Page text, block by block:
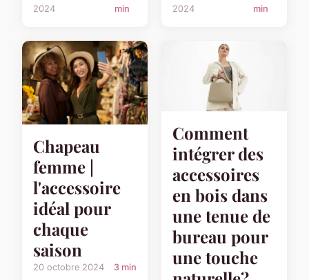
2024
min
2024
min
Chapeau
femme |
l'accessoire
idéal pour
chaque
saison
20 octobre 2024 3 min
Comment
intégrer des
accessoires
en bois dans
une tenue de
bureau pour
une touche